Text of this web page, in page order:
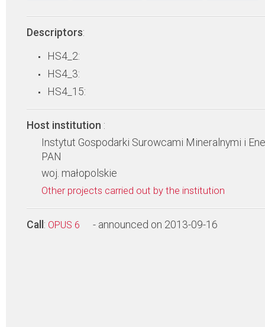
Descriptors:
HS4_2:
HS4_3:
HS4_15:
Host institution :
Instytut Gospodarki Surowcami Mineralnymi i
PAN
woj. małopolskie
Other projects carried out by the institution
Call : OPUS 6 - announced on 2013-09-16